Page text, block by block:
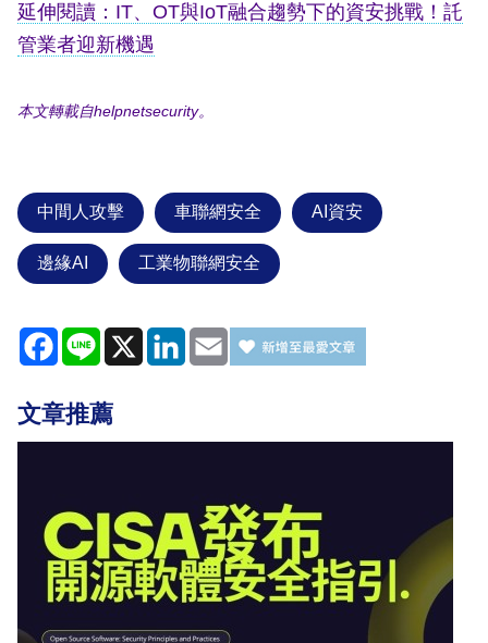
延伸閱讀：IT、OT與IoT融合趨勢下的資安挑戰！託
管業者迎新機遇
本文轉載自helpnetsecurity。
中間人攻擊 車聯網安全 AI資安
邊緣AI 工業物聯網安全
Facebook
Line X LinkedIn
Email
文章推薦